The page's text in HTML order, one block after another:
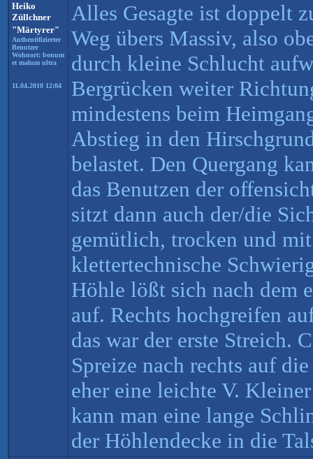
Heiko
Züllchner
"Märtyrer"
Authentifizierter
Benutzer
Wohnort: bonum
et malum ultra
11.04.2010 12:04
Alles Gesagte ist doppelt
Weg übers Massiv, also
durch kleine Schlucht
Bergrücken weiter
mindestens beim
Abstieg in den
belastet. Den Quergang
das Benutzen der
sitzt dann auch der/die
gemütlich, trocken und
klettertechnische
Höhle lößt sich nach dem
auf. Rechts hochgreifen
das war der erste Streich.
Spreize nach rechts auf
eher eine leichte V.
kann man eine lange
der Höhlendecke in die